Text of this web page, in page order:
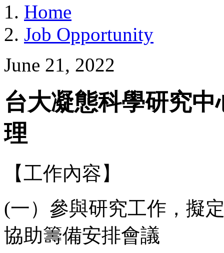
Home
Job Opportunity
June 21, 2022
台大凝態科學研究
理
【工作內容】
(一）參與研究工作，擬
協助籌備安排會議